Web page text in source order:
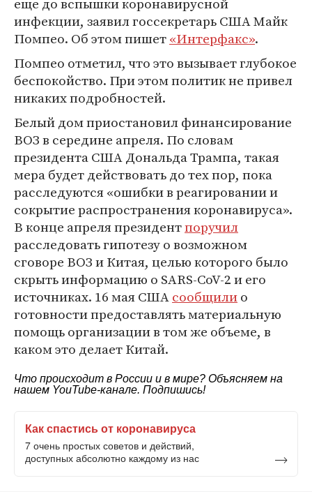
инфекции, заявил госсекретарь США Майк
Помпео. Об этом пишет«Интерфакс».
Помпео отметил, что это вызывает глубокое
беспокойство. При этом политик не привел
никаких подробностей.
Белый дом приостановил финансирование
ВОЗ в середине апреля. По словам
президента США Дональда Трампа, такая
мера будет действовать до тех пор, пока
расследуются «ошибки в реагировании и
сокрытие распространения коронавируса».
В конце апреля президентпоручил
расследовать гипотезу о возможном
сговоре ВОЗ и Китая, целью которого было
скрыть информацию о SARS-CoV-2 и его
источниках. 16 мая СШАсообщилио
готовности предоставлять материальную
помощь организации в том же объеме, в
каком это делает Китай.
Что происходит в России и в мире? Объясняем на
нашем YouTube-канале. Подпишись!
Как спастись от коронавируса
7 очень простых советов и действий,
доступных абсолютно каждому из нас